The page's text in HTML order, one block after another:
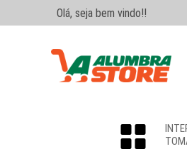
Olá, seja bem vindo!!